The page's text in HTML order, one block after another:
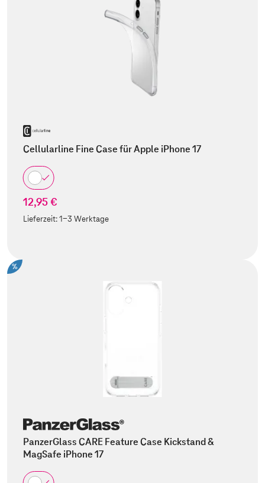
Cellularline Fine Case für Apple iPhone 17
12,95 €
Lieferzeit:1-3 Werktage
%
PanzerGlass CARE Feature Case Kickstand &
MagSafe iPhone 17